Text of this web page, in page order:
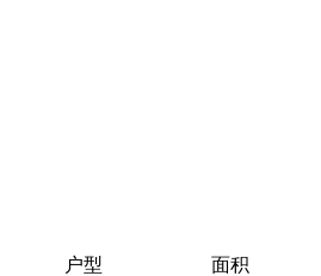
户型 面积